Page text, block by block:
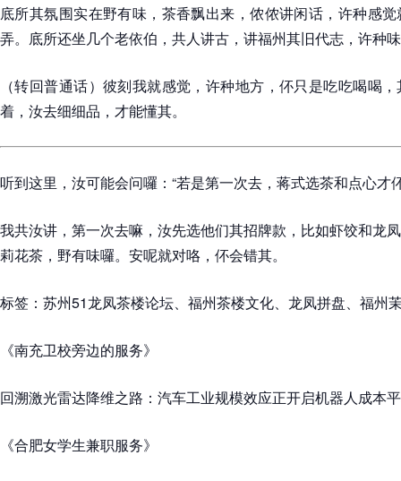
底所其氛围实在野有味，茶香飘出来，侬侬讲闲话，许种感
弄。底所还坐几个老依伯，共人讲古，讲福州其旧代志，许种
（转回普通话）彼刻我就感觉，许种地方，伓只是吃吃喝喝
着，汝去细细品，才能懂其。
听到这里，汝可能会问囉：“若是第一次去，蒋式选茶和点心才
我共汝讲，第一次去嘛，汝先选他们其招牌款，比如虾饺和龙
莉花茶，野有味囉。安呢就对咯，伓会错其。
标签：苏州51龙凤茶楼论坛、福州茶楼文化、龙凤拼盘、福州
《南充卫校旁边的服务》
回溯激光雷达降维之路：汽车工业规模效应正开启机器人成本
《合肥女学生兼职服务》